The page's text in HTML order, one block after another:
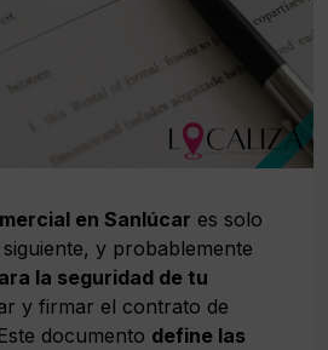
en Sanlúcar es solo
y probablemente
la seguridad de tu
y firmar el contrato de
documento define las